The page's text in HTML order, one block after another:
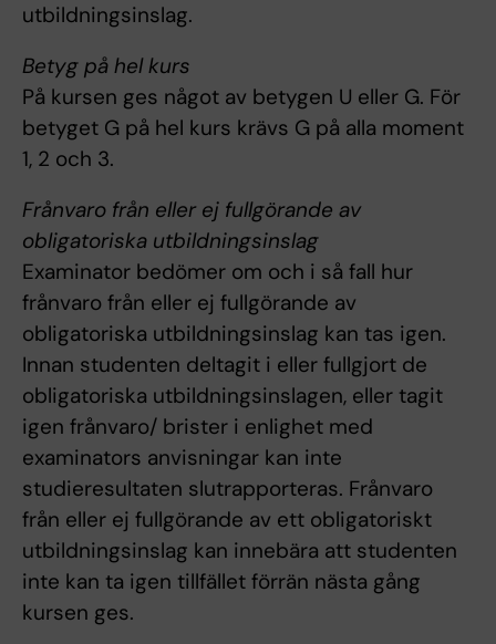
utbildningsinslag.
Betyg på hel kurs
På kursen ges något av betygen U eller G. För
betyget G på hel kurs krävs G på alla moment
1, 2 och 3.
Frånvaro från eller ej fullgörande av
obligatoriska utbildningsinslag
Examinator bedömer om och i så fall hur
frånvaro från eller ej fullgörande av
obligatoriska utbildningsinslag kan tas igen.
Innan studenten deltagit i eller fullgjort de
obligatoriska utbildningsinslagen, eller tagit
igen frånvaro/ brister i enlighet med
examinators anvisningar kan inte
studieresultaten slutrapporteras. Frånvaro
från eller ej fullgörande av ett obligatoriskt
utbildningsinslag kan innebära att studenten
inte kan ta igen tillfället förrän nästa gång
kursen ges.